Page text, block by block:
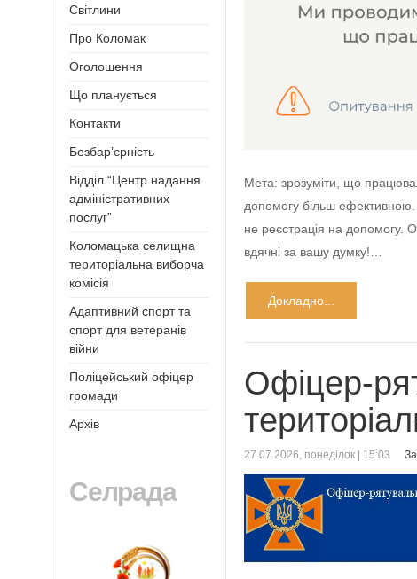
Мета: зрозуміти, що
допомогу більш ефективною.
не реєстрація на допомогу.
вдячні за вашу думку!…
Докладно...
Офіцер-
27.07.2026, понеділок | 15:03
Світлини
Про Коломак
Оголошення
Що планується
Контакти
Безбар’єрність
Відділ “Центр надання
адміністративних
послуг”
Коломацька селищна
територіальна виборча
комісія
Адаптивний спорт та
спорт для ветеранів
війни
Поліцейський офіцер
громади
Архів
Селрада